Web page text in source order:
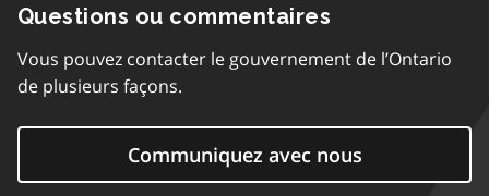
Questions ou commentaires
Vous pouvez contacter le gouvernement de l’Ontario
de plusieurs façons.
Communiquez avec nous